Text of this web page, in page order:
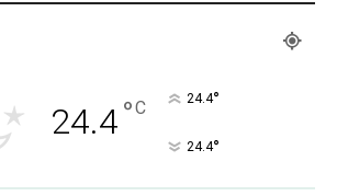
24.4°C 24.4°
24.4°